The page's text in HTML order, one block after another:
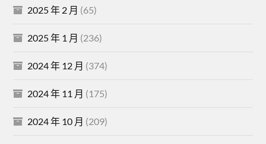
2025 年 2 月 (65)
2025 年 1 月 (236)
2024 年 12 月 (374)
2024 年 11 月 (175)
2024 年 10 月 (209)